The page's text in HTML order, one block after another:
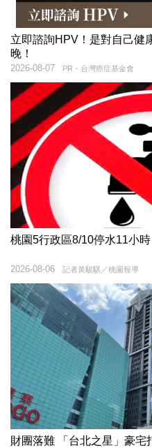
立即諮詢HPV！是對自己健
晚！
PR・台灣癌症基金會
2026-08-07
桃園5行政區8/10停水11小
記者黃駿騏／桃園報導
2026-08-06
財團落難 「台北之星」豪宅